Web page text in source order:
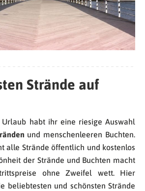
Strände auf
habt ihr eine riesige Auswahl
und menschenleeren Buchten.
alle Strände öffentlich und kostenlos
der Strände und Buchten macht
ohne Zweifel wett. Hier
beliebtesten und schönsten Strände